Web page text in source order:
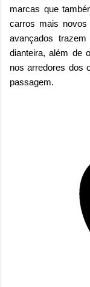
marcas que
carros mais
avançados
dianteira, além de
nos arredores dos
passagem.